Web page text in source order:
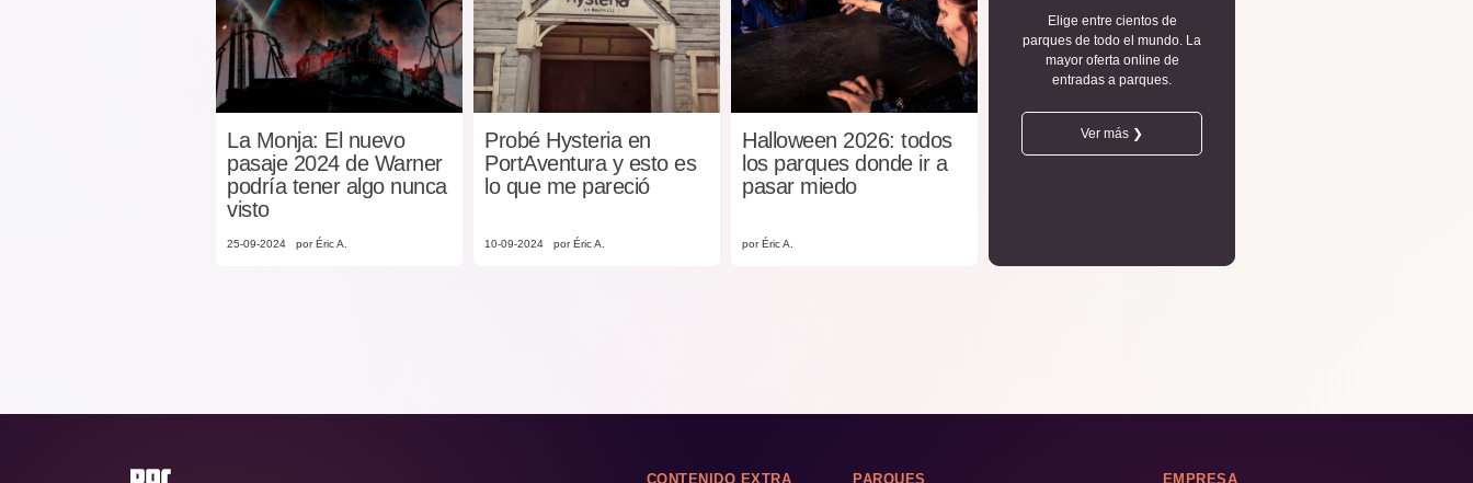
La Monja: El nuevo
pasaje 2024 de Warner
podría tener algo nunca
visto
25-09-2024 por Éric A.
Probé Hysteria en
PortAventura y esto es
lo que me pareció
10-09-2024 por Éric A.
Halloween 2026: todos
los parques donde ir a
pasar miedo
por Éric A.
Elige entre cientos de
parques de todo el mundo. La
mayor oferta online de
entradas a parques.
Ver más ❯
CONTENIDO EXTRA PARQUES EMPRESA